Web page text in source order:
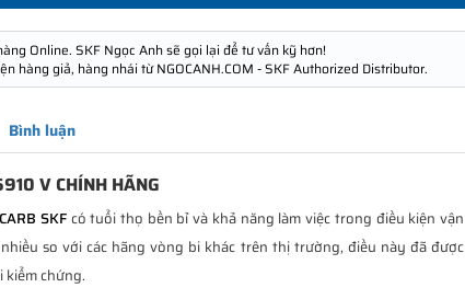
Online. SKF Ngọc Anh sẽ gọi lại để tư vấn kỹ hơn!
hàng giả, hàng nhái từ NGOCANH.COM - SKF Authorized Distributor.
Bình luận
V CHÍNH HÃNG
SKFcó tuổi thọ bền bỉ và khả năng làm việc trong điều kiện vận
so với các hãng vòng bi khác trên thị trường, điều này đã được
chứng.